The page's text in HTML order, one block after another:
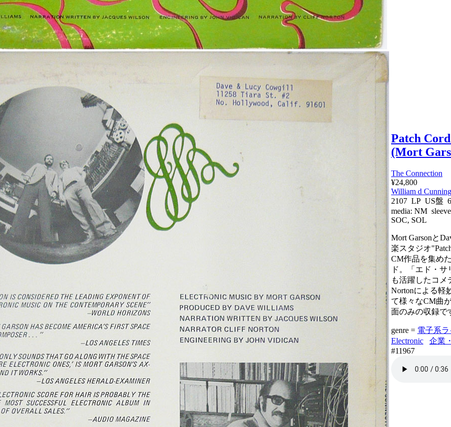
Patch
(Mort
The Connection
¥24,800
William d
2107 LP US盤
media: NM
SOC, SOL
Mort Garsonと
楽スタジオ
CM作品を集め
ド。「エド・
も活躍したコ
Nortonによる軽
て様々なCM曲
面のみの収録で
genre = 電子系
Electronic
企業
#11967